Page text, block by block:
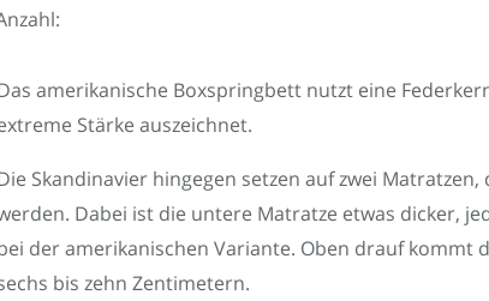
amerikanische Boxspringbett nutzt eine
Stärke auszeichnet.
Skandinavier hingegen setzen auf zwei
Dabei ist die untere Matratze etwas dicker,
der amerikanischen Variante. Oben drauf kommt
bis zehn Zentimetern.